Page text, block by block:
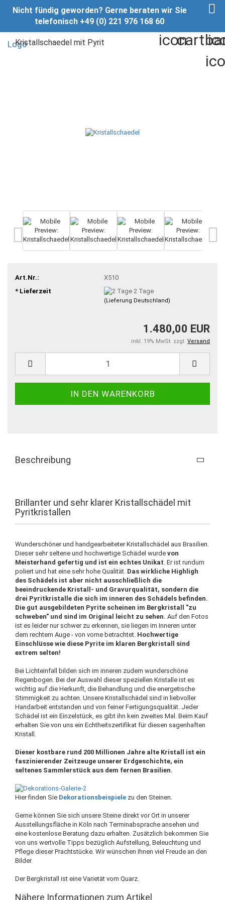
Nicht fündig geworden? Gerne beraten wir Sie
telefonisch +49 (0) 221 976 168 60
Kristallschaedel mit Pyrit
Art.Nr.:
X510
* Lieferzeit
2 Tage
(Lieferung Deutschland)
1.480,00 EUR
inkl. 19% MwSt. zzgl. Versand
Beschreibung
Brillanter und sehr klarer Kristallschädel mit
Pyritkristallen
Wunderschöner und handgearbeiteter Kristallschädel aus Brasilien.
Dieser sehr seltene und hochwertige Schädel wurde von
Meisterhand gefertig und ist ein echtes Unikat . Er ist rundum
poliert und hat eine sehr hohe Qualität. Das wirkliche Highligh
des Schädels ist aber nicht ausschließlich die
beeindruckende Kristall- und Gravurqualität, sondern die
drei Pyritkristalle die sich im inneren des Schädels befinden.
Die gut ausgebildeten Pyrite scheinen im Bergkristall "zu
schweben" und sind im Original leicht zu sehen. Auf den Fotos
ist es leider nur schwer zu erkennen, sie liegen im Inneren unter
dem rechtem Auge - von vorne betrachtet. Hochwertige
Einschlüsse wie diese Pyrite im klaren Bergkristall sind
extrem selten!
Bei Lichteinfall bilden sich im inneren zudem wunderschöne
Regenbogen. Bei der Auswahl dieser speziellen Kristalle ist es
wichtig auf die Herkunft, die Behandlung und die energetische
Stimmigkeit zu achten. Unsere Kristallschädel sind in liebvoller
Handarbeit entstanden und von feiner Fertigungsqualität. Jeder
Schädel ist ein Einzelstück, es gibt ihn kein zweites Mal. Beim Kauf
erhalten Sie von uns ein Echtheitszertifikat für diesen sagenhaften
Kristall.
Dieser kostbare rund 200 Millionen Jahre alte Kristall ist ein
faszinierender Zeitzeuge unserer Erdgeschichte, ein
seltenes Sammlerstück aus dem fernen Brasilien.
Hier finden Sie Dekorationsbeispiele zu den Steinen.
Gerne können Sie sich unsere Steine direkt vor Ort in unserer
Ausstellungsfläche in Köln nach Terminabsprache ansehen und
eine kostenlose Beratung dazu erhalten. Zusätzlich bekommen Sie
von uns wertvolle Tipps bezüglich Aufstellung, Beleuchtung und
Pflege dieser Prachtstücke. Wir wünschen Ihnen viel Freude an den
Bilder.
Der Bergkristall ist eine Varietät vom Quarz.
Nähere Informationen zum Artikel